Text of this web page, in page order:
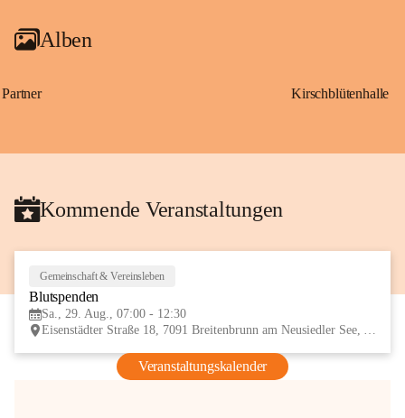
Alben
Partner Kirschblütenhalle
Kommende Veranstaltungen
Gemeinschaft & Vereinsleben
Blutspenden
Sa., 29. Aug., 07:00 - 12:30
Eisenstädter Straße 18, 7091 Breitenbrunn am Neusiedler See, AUT
Veranstaltungskalender